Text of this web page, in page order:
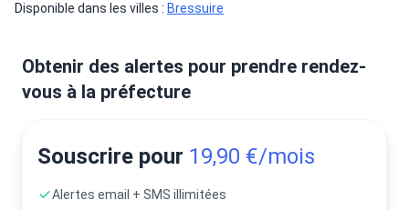
Disponible dans les villes : Bressuire
Obtenir des alertes pour prendre rendez-
vous à la préfecture
Souscrire pour 19,90 €/mois
Alertes email + SMS illimitées